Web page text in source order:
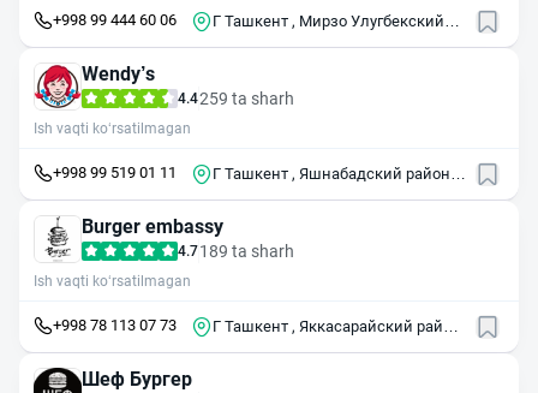
+998 99 444 60 06
Г Ташкент , Мирзо Улугбекский
Wendy’s
4.4259 ta sharh
Ish vaqti ko‘rsatilmagan
+998 99 519 01 11
Г Ташкент , Яшнабадский район ,
Burger embassy
4.7189 ta sharh
Ish vaqti ko‘rsatilmagan
+998 78 113 07 73
Г Ташкент , Яккасарайский район
Шеф Бургер